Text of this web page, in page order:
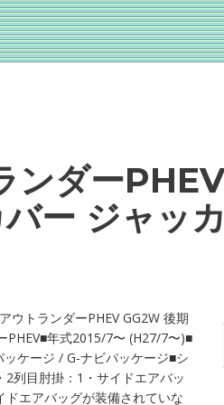
ンダー
ー ジャッ
ウトランダーPHEV GG2W 後期
PHEV■年式2015/7〜 (H27/7〜)■
ケージ / G-ナビパッケージ■シ
列目肘掛：1・サイドエアバッ
エアバッグが装備されていな